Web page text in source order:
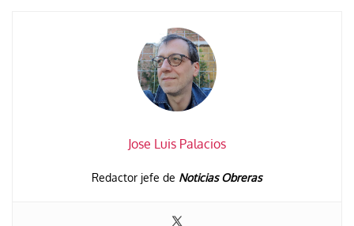
Jose Luis Palacios
Redactor jefe de Noticias Obreras